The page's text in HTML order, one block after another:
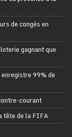
de congés en
gagnant que
99% de
courant
tête de la FIFA